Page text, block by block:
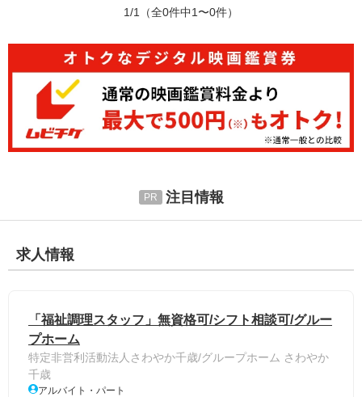
1/1 （全0件中1〜0件）
注目情報
求人情報
「福祉調理スタッフ」無資格可/シフト相談可/グルー
プホーム
特定非営利活動法人さわやか千歳/グループホーム さわやか
千歳
アルバイト・パート